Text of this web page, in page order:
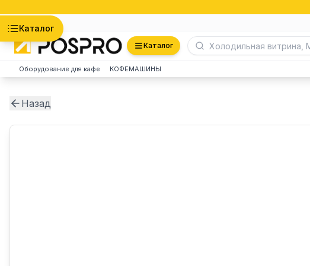
Каталог
Каталог
Оборудование для кафе КОФЕМАШИНЫ
Назад